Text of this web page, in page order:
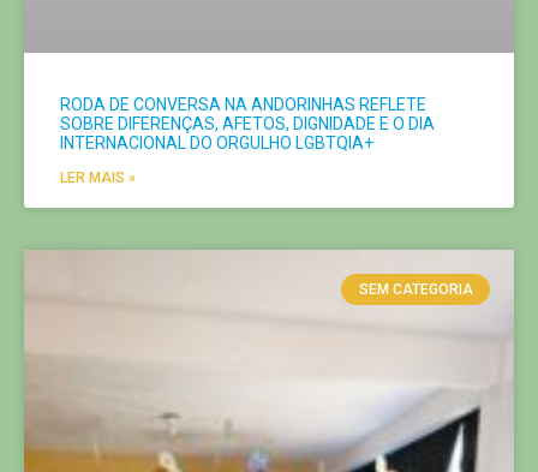
RODA DE CONVERSA NA ANDORINHAS REFLETE
SOBRE DIFERENÇAS, AFETOS, DIGNIDADE E O DIA
INTERNACIONAL DO ORGULHO LGBTQIA+
LER MAIS »
SEM CATEGORIA